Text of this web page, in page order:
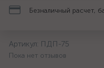
Безналичный расчет,
Артикул: ПДП-75
Пока нет отзывов